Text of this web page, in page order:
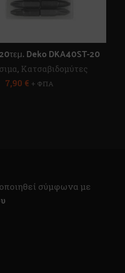
Deko DKA40ST-20
, Κατσαβιδομύτες
7,90 € + ΦΠΑ
σύμφωνα με